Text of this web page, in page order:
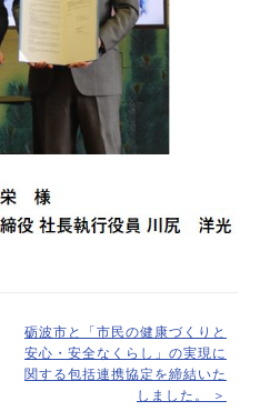
砺波市と「市民の健康づくりと
安心・安全なくらし」の実現に
関する包括連携協定を締結いた
しました。 ＞